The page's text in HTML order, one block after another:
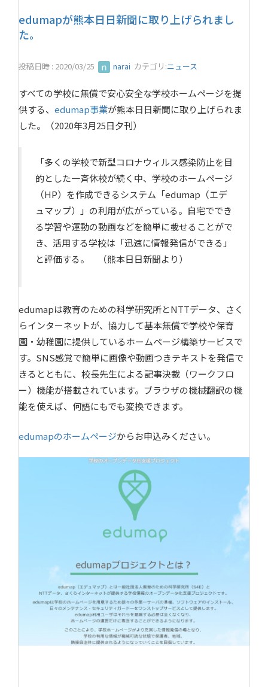
edumapが熊本日日新聞に取り上げられまし
た。
投稿日時 : 2020/03/25 narai カテゴリ:ニュース
すべての学校に無償で安心安全な学校ホームページを提
供する、 edumap事業が熊本日日新聞に取り上げられま
した。（2020年3月25日夕刊）
「多くの学校で新型コロナウィルス感染防止を目
的とした一斉休校が続く中、学校のホームページ
（HP）を作成できるシステム「edumap（エデ
ュマップ）」の利用が広がっている。自宅ででき
る学習や運動の動画などを簡単に載せることがで
き、活用する学校は「迅速に情報発信ができる」
と評価する。 （熊本日日新聞より）
edumapは教育のための科学研究所とNTTデータ、さく
らインターネットが、協力して基本無償で学校や保育
園・幼稚園に提供しているホームページ構築サービスで
す。SNS感覚で簡単に画像や動画つきテキストを発信で
きるとともに、校長先生による記事決裁（ワークフロ
ー）機能が搭載されています。ブラウザの機械翻訳の機
能を使えば、何語にもでも変換できます。
edumapのホームページからお申込みください。